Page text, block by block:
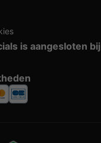
is aangesloten bij